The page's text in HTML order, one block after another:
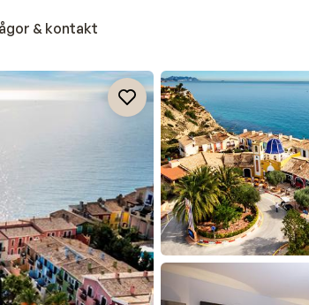
& kontakt